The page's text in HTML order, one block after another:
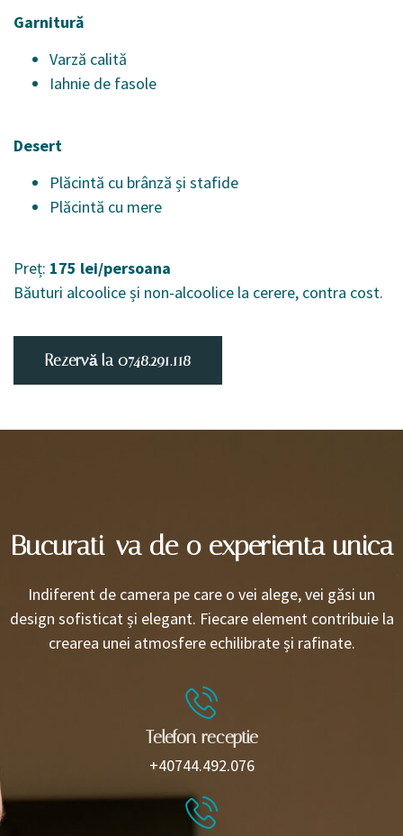
Garnitură
Varză calită
Iahnie de fasole
Desert
Plăcintă cu brânză și stafide
Plăcintă cu mere
Preț: 175 lei/persoana
Băuturi alcoolice și non-alcoolice la cerere, contra cost.
Rezervă la 0748.291.118
Bucurati-va de o experienta unica
Indiferent de camera pe care o vei alege, vei găsi un
design sofisticat și elegant. Fiecare element contribuie la
crearea unei atmosfere echilibrate și rafinate.
Telefon receptie
+40744.492.076